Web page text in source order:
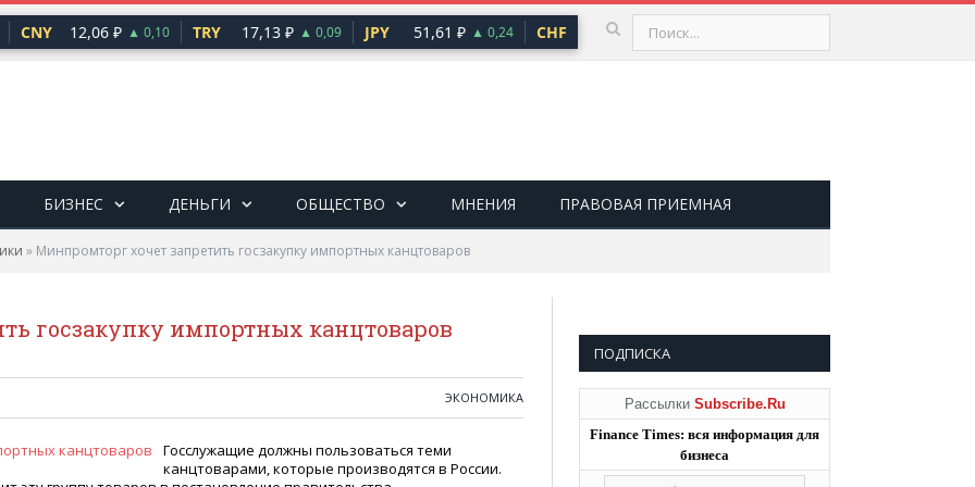
CNY 12,06 ₽ ▲ 0,10 TRY 17,13 ₽ ▲ 0,09 JPY 51,61 ₽ ▲ 0,24 CHF 100,66 ₽ ▲ 0,73
БИЗНЕС ДЕНЬГИ ОБЩЕСТВО МНЕНИЯ ПРАВОВАЯ ПРИЕМНАЯ
» Минпромторг хочет запретить госзакупку импортных канцтоваров
госзакупку импортных канцтоваров
ЭКОНОМИКА
Госслужащие должны пользоваться теми
канцтоварами, которые производятся в России.
ПОДПИСКА
Рассылки Subscribe.Ru
Finance Times: вся информация для
бизнеса